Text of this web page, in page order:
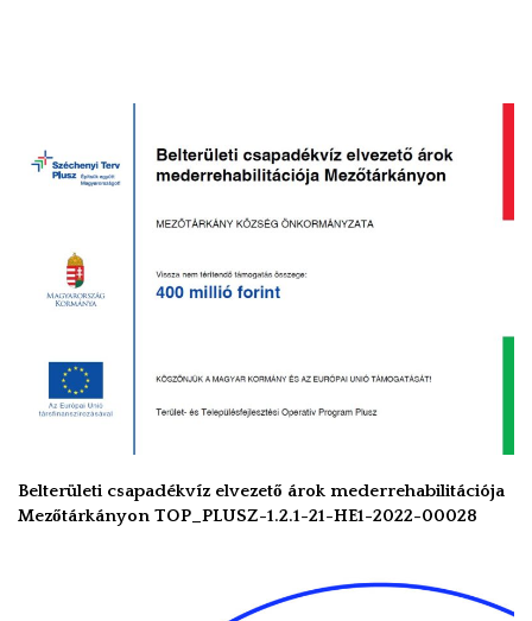
Belterületi csapadékvíz elvezető árok mederrehabilitációja
Mezőtárkányon TOP_PLUSZ-1.2.1-21-HE1-2022-00028